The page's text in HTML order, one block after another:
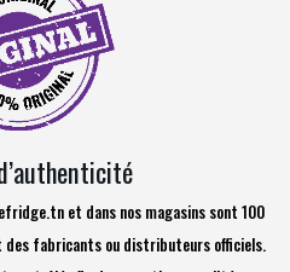
et dans nos magasins sont 100
fabricants ou distributeurs officiels.